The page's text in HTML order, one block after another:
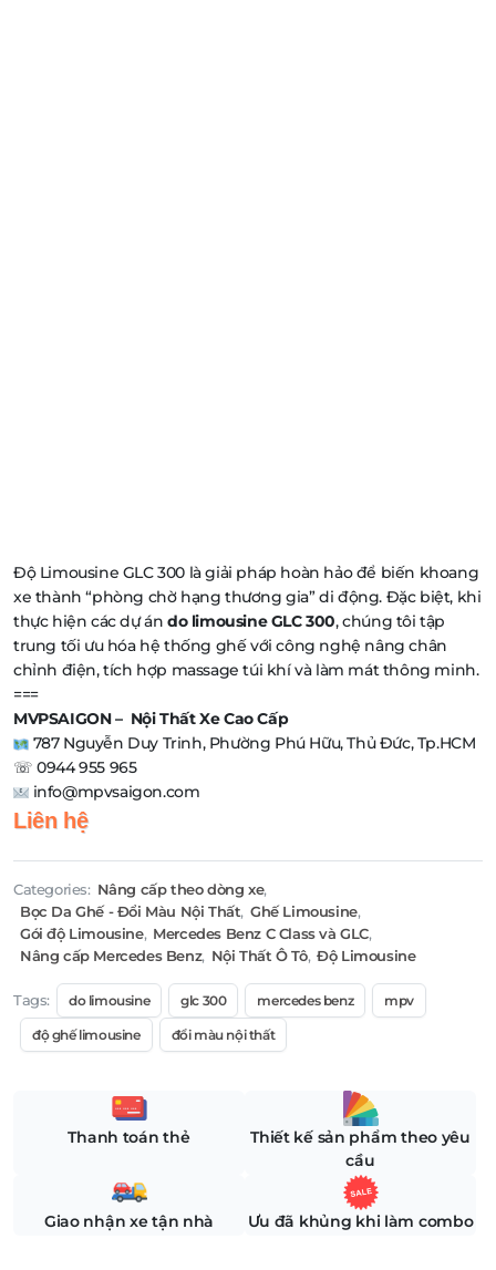
Độ Limousine GLC 300 là giải pháp hoàn hảo để biến khoang
xe thành “phòng chờ hạng thương gia” di động. Đặc biệt, khi
thực hiện các dự án do limousine GLC 300, chúng tôi tập
trung tối ưu hóa hệ thống ghế với công nghệ nâng chân
chỉnh điện, tích hợp massage túi khí và làm mát thông minh.
===
MVPSAIGON – Nội Thất Xe Cao Cấp
787 Nguyễn Duy Trinh, Phường Phú Hữu, Thủ Đức, Tp.HCM
☏ 0944 955 965
info@mpvsaigon.com
Liên hệ
Categories: Nâng cấp theo dòng xe,
Bọc Da Ghế - Đổi Màu Nội Thất, Ghế Limousine,
Gói độ Limousine, Mercedes Benz C Class và GLC,
Nâng cấp Mercedes Benz, Nội Thất Ô Tô, Độ Limousine
Tags: do limousine glc 300 mercedes benz mpv
độ ghế limousine đổi màu nội thất
Thanh toán thẻ
Thiết kế sản phẩm theo yêu
cầu
Giao nhận xe tận nhà Ưu đã khủng khi làm combo